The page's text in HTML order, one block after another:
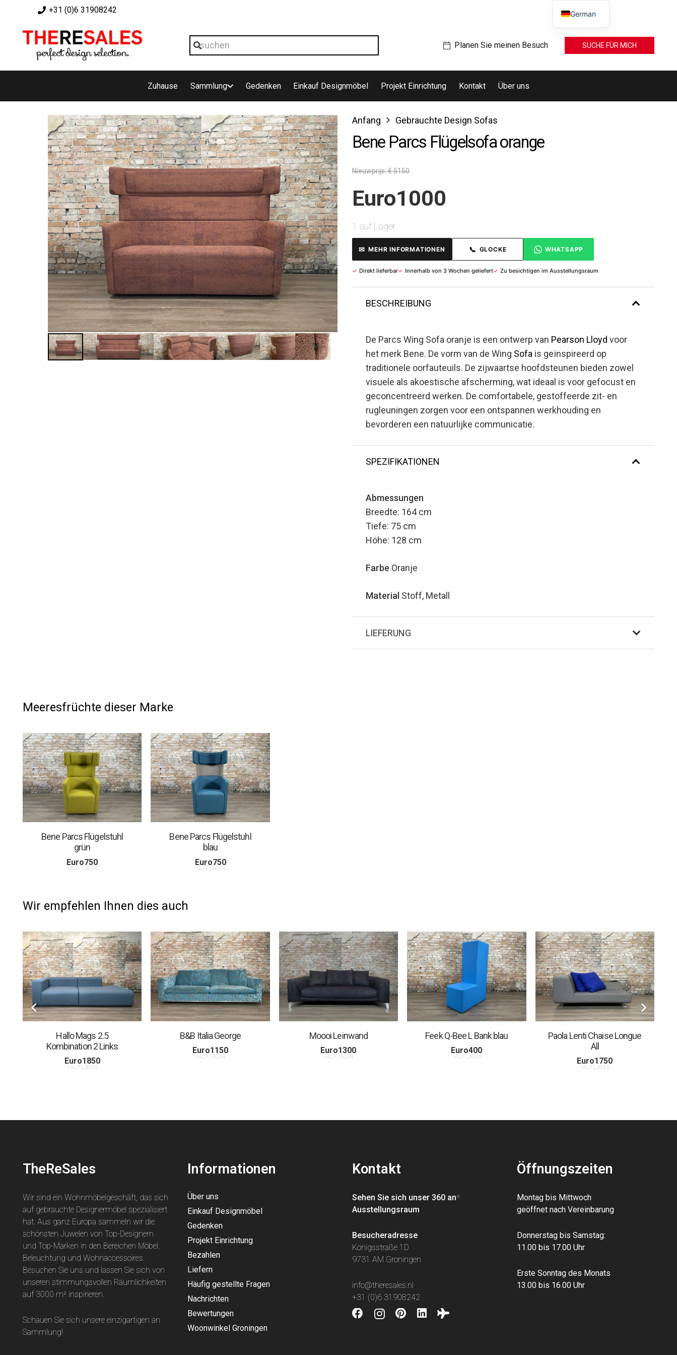
+31 (0)6 31908242
Planen Sie meinen Besuch SUCHE FÜR MICH
Zuhause Sammlung Gedenken Einkauf Designmöbel Projekt Einrichtung Kontakt Über uns
Anfang Gebrauchte Design Sofas
Bene Parcs Flügelsofa orange
Nieuwprijs: € 5150
Euro1000
1 auf Lager
✉ MEHR INFORMATIONEN 📞 GLOCKE WHATSAPP
✓ Direkt lieferbar✓ Innerhalb von 3 Wochen geliefert✓ Zu besichtigen im Ausstellungsraum
BESCHREIBUNG
De Parcs Wing Sofa oranje is een ontwerp van Pearson Lloyd voor
het merk Bene. De vorm van de Wing Sofa is geïnspireerd op
traditionele oorfauteuils. De zijwaartse hoofdsteunen bieden zowel
visuele als akoestische afscherming, wat ideaal is voor gefocust en
geconcentreerd werken. De comfortabele, gestoffeerde zit- en
rugleuningen zorgen voor een ontspannen werkhouding en
bevorderen een natuurlijke communicatie.
SPEZIFIKATIONEN
Abmessungen
Breedte: 164 cm
Tiefe: 75 cm
Höhe: 128 cm
Farbe Oranje
Material Stoff, Metall
LIEFERUNG
Meeresfrüchte dieser Marke
Bene Parcs Flügelstuhl
grün
Euro750
1 AUF LAGER
Bene Parcs Flügelstuhl
blau
Euro750
1 AUF LAGER
Wir empfehlen Ihnen dies auch
Hallo Mags 2.5
Kombination 2 Links
Euro1850
1 AUF LAGER
B&B Italia George
Euro1150
1 AUF LAGER
Moooi Leinwand
Euro1300
1 AUF LAGER
Feek Q-Bee L Bank blau
Euro400
1 AUF LAGER
Paola Lenti Chaise Longue
All
Euro1750
1 AUF LAGER
TheReSales
Wir sind ein Wohnmöbelgeschäft, das sich
auf gebrauchte Designermöbel spezialisiert
hat. Aus ganz Europa sammeln wir die
schönsten Juwelen von Top-Designern
und Top-Marken in den Bereichen Möbel,
Beleuchtung und Wohnaccessoires.
Besuchen Sie uns und lassen Sie sich von
unseren stimmungsvollen Räumlichkeiten
auf 3000 m² inspirieren.
Schauen Sie sich unsere einzigartigen an
Sammlung!
Informationen
Über uns
Einkauf Designmöbel
Gedenken
Projekt Einrichtung
Bezahlen
Liefern
Häufig gestellte Fragen
Nachrichten
Bewertungen
Woonwinkel Groningen
Kontakt
Sehen Sie sich unser 360 anº
Ausstellungsraum
Besucheradresse
Königsstraße 1D
9731 AM Groningen
info@theresales.nl
+31 (0)6 31908242
Öffnungszeiten
Montag bis Mittwoch
geöffnet nach Vereinbarung
Donnerstag bis Samstag:
11.00 bis 17.00 Uhr
Erste Sonntag des Monats
13.00 bis 16.00 Uhr
German